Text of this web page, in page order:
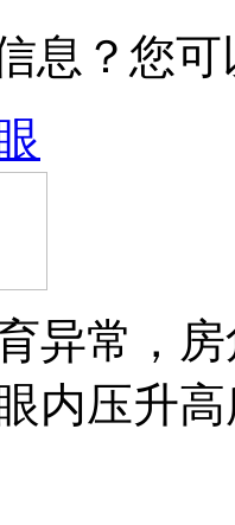
息？您
异常，
内压升